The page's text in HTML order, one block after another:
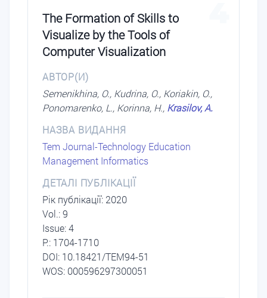
The Formation of Skills to
Visualize by the Tools of
Computer Visualization
АВТОР(И)
Semenikhina, O., Kudrina, O., Koriakin, O.,
Ponomarenko, L., Korinna, H., Krasilov, A.
НАЗВА ВИДАННЯ
Tem Journal-Technology Education
Management Informatics
ДЕТАЛІ ПУБЛІКАЦІЇ
Рік публікації: 2020
Vol.: 9
Issue: 4
P.: 1704-1710
DОI: 10.18421/TEM94-51
WOS: 000596297300051